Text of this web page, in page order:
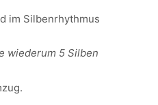
im Silbenrhythmus
wiederum 5 Silben